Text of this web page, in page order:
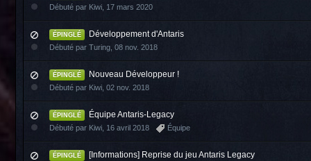
Débuté par Kiwi 17 mars 2020
ÉPINGLÉ Développement d'Antaris
Débuté par Turing 08 nov. 2018
ÉPINGLÉ Nouveau Développeur !
Débuté par Kiwi 02 nov. 2018
ÉPINGLÉ Équipe Antaris-Legacy
Débuté par Kiwi 16 avril 2018 Équipe
ÉPINGLÉ [Informations] Reprise du jeu Antaris Legacy